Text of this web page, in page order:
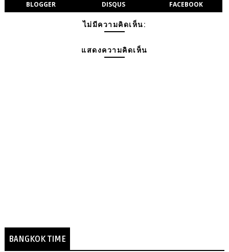
BLOGGER DISQUS FACEBOOK
ไม่มีความคิดเห็น:
แสดงความคิดเห็น
BANGKOK TIME